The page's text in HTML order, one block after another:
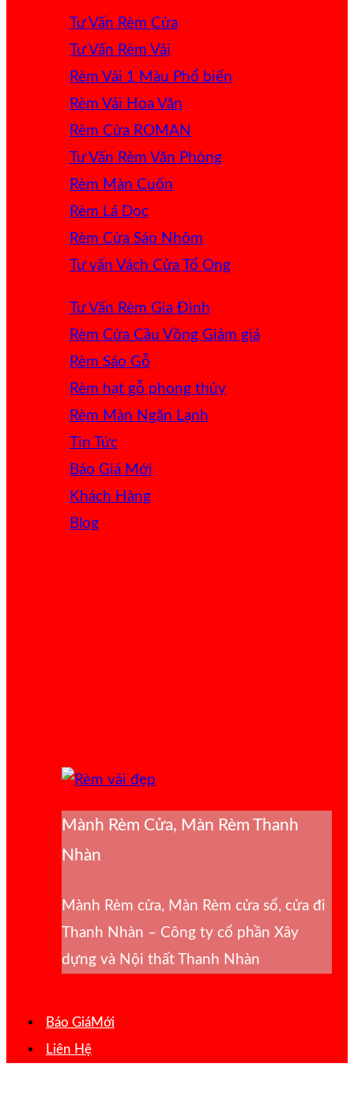
Tư Vấn Rèm Cửa
Tư Vấn Rèm Vải
Rèm Vải 1 Màu
Rèm Vải Hoa Văn
Rèm Cửa ROMAN
Tư Vấn Rèm Văn Phòng
Rèm Màn Cuốn
Rèm Lá Dọc
Rèm Cửa Sáo Nhôm
Tư vấn Vách Cửa Tổ Ong
Tư Vấn Rèm Gia Đình
Rèm Cửa Cầu Vồng
Rèm Sáo Gỗ
Rèm hạt gỗ phong thủy
Rèm Màn Ngăn Lạnh
Tin Tức
Báo Giá
Khách Hàng
Blog
Mành Rèm Cửa, Màn Rèm Thanh
Nhàn
Mành Rèm cửa, Màn Rèm cửa sổ, cửa đi
Thanh Nhàn – Công ty cổ phần Xây
dựng và Nội thất Thanh Nhàn
Báo Giá
Liên Hệ